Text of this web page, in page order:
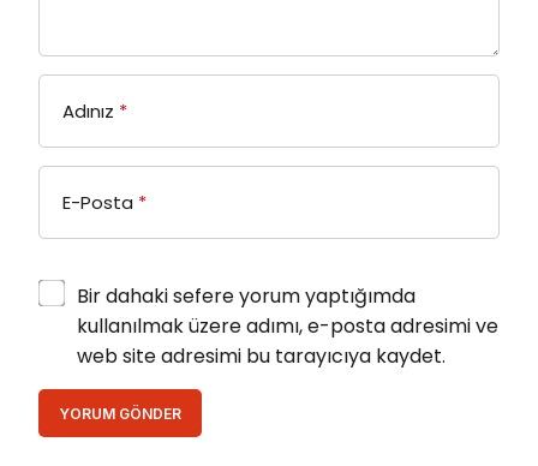
Adınız *
E-Posta *
Bir dahaki sefere yorum yaptığımda
kullanılmak üzere adımı, e-posta adresimi ve
web site adresimi bu tarayıcıya kaydet.
YORUM GÖNDER